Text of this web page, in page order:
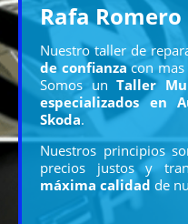
Rafa
Nuestro taller de
de confianzacon mas
Somos unTaller
especializados en
Skoda.
Nuestros principios
precios justos y
máxima calidad de